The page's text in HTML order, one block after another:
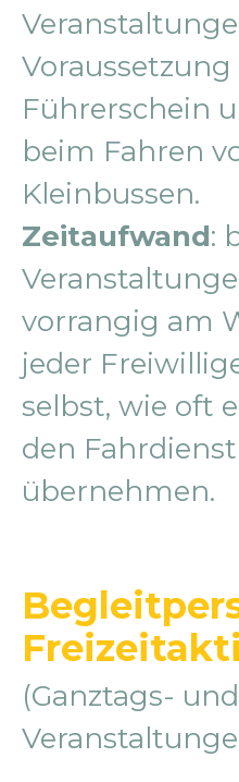
Führerschein
beim Fahren
Kleinbussen.
Zeitaufwand:
vorrangig am
jeder
selbst, wie oft
den
übernehmen.
(Ganztags-